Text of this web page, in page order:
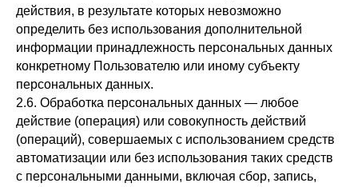
действия, в результате которых невозможно
определить без использования дополнительной
информации принадлежность персональных данных
конкретному Пользователю или иному субъекту
персональных данных.
2.6. Обработка персональных данных — любое
действие (операция) или совокупность действий
(операций), совершаемых с использованием средств
автоматизации или без использования таких средств
с персональными данными, включая сбор, запись,